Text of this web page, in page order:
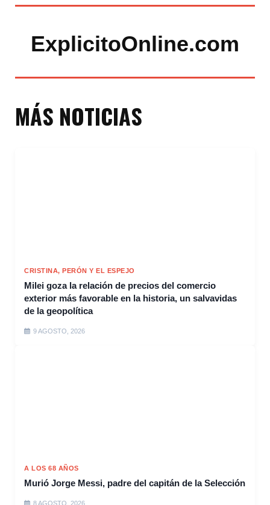
ExplicitoOnline.com
MÁS NOTICIAS
CRISTINA, PERÓN Y EL ESPEJO
Milei goza la relación de precios del comercio
exterior más favorable en la historia, un salvavidas
de la geopolítica
9 AGOSTO, 2026
A LOS 68 AÑOS
Murió Jorge Messi, padre del capitán de la Selección
8 AGOSTO, 2026